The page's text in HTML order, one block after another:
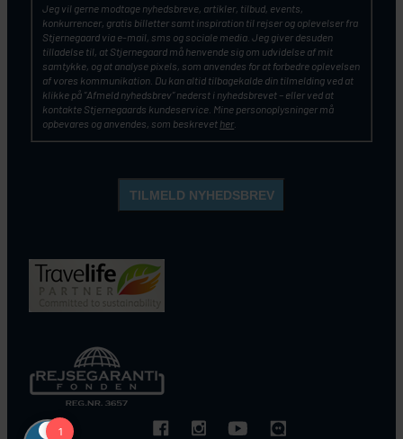
Jeg vil gerne modtage nyhedsbreve, artikler, tilbud, events,
konkurrencer, gratis billetter samt inspiration til rejser og oplevelser fra
Stjernegaard via e-mail, sms og sociale media. Jeg giver desuden
tilladelse til, at Stjernegaard må henvende sig om udvidelse af mit
samtykke, og at analyse pixels, som anvendes for at forbedre oplevelsen
af vores kommunikation. Du kan altid tilbagekalde din tilmelding ved at
klikke på ”Afmeld nyhedsbrev” nederst i nyhedsbrevet – eller ved at
kontakte Stjernegaards kundeservice. Mine personoplysninger må
opbevares og anvendes, som beskrevet her